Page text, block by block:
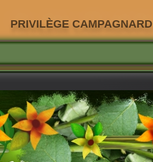
PRIVILÈGE CAMPAGNARD